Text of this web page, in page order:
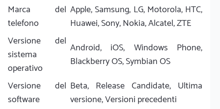
Marca del
telefono
Apple, Samsung, LG, Motorola, HTC,
Huawei, Sony, Nokia, Alcatel, ZTE
Versione del
sistema
operativo
Android, iOS, Windows Phone,
Blackberry OS, Symbian OS
Versione del
software
Beta, Release Candidate, Ultima
versione, Versioni precedenti